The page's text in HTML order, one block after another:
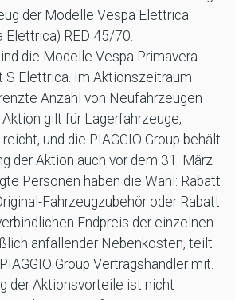
der Modelle Vespa Elettrica
RED 45/70.
die Modelle Vespa Primavera
S Elettrica. Im Aktionszeitraum
Anzahl von Neufahrzeugen
gilt für Lagerfahrzeuge,
und die PIAGGIO Group behält
der Aktion auch vor dem 31. März
Personen haben die Wahl: Rabatt
Fahrzeugzubehör oder Rabatt
Endpreis der einzelnen
anfallender Nebenkosten, teilt
Group Vertragshändler mit.
der Aktionsvorteile ist nicht